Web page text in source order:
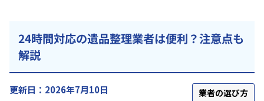
24時間対応の遺品整理業者は便利？注意点も
解説
更新日：2026年7月10日 業者の選び方